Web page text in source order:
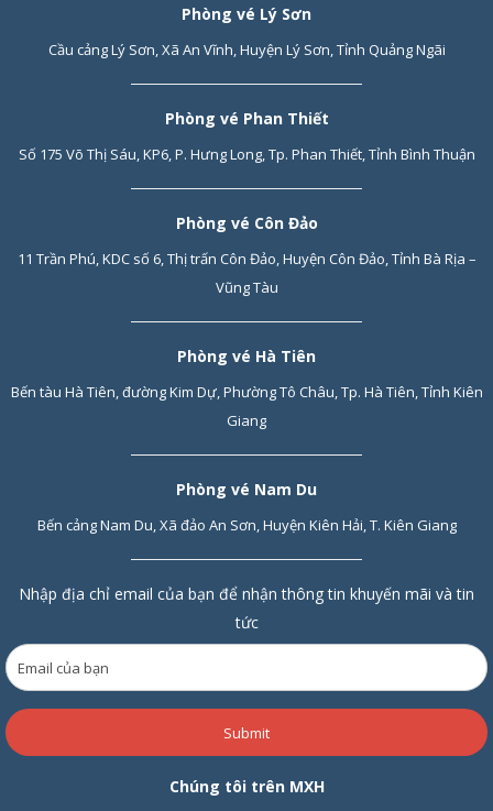
Phòng vé Lý Sơn
Cầu cảng Lý Sơn, Xã An Vĩnh, Huyện Lý Sơn, Tỉnh Quảng Ngãi
Phòng vé Phan Thiết
Số 175 Võ Thị Sáu, KP6, P. Hưng Long, Tp. Phan Thiết, Tỉnh Bình Thuận
Phòng vé Côn Đảo
11 Trần Phú, KDC số 6, Thị trấn Côn Đảo, Huyện Côn Đảo, Tỉnh Bà Rịa –
Vũng Tàu
Phòng vé Hà Tiên
Bến tàu Hà Tiên, đường Kim Dự, Phường Tô Châu, Tp. Hà Tiên, Tỉnh Kiên
Giang
Phòng vé Nam Du
Bến cảng Nam Du, Xã đảo An Sơn, Huyện Kiên Hải, T. Kiên Giang
Nhập địa chỉ email của bạn để nhận thông tin khuyến mãi và tin
tức
Submit
Chúng tôi trên MXH